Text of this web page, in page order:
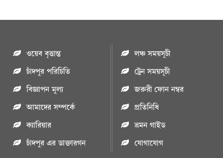
ওয়েব বৃত্তান্ত
চাঁদপুর পরিচিতি
বিজ্ঞাপন মুল্য
আমাদের সম্পর্কে
ক্যারিয়ার
চাঁদপুর এর ডাক্তারগন
লঞ্চ সময়সূচী
ট্রেন সময়সূচী
জরুরী ফোন নম্বর
প্রতিনিধি
ভ্রমন গাইড
যোগাযোগ